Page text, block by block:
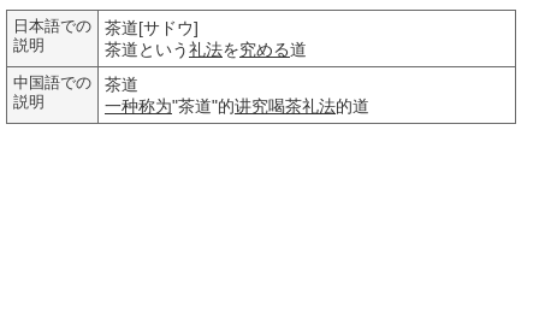
日本語での
説明
茶道[サドウ]
茶道という礼法を究める道
中国語での
説明
茶道
一种称为"茶道"的讲究喝茶礼法的道